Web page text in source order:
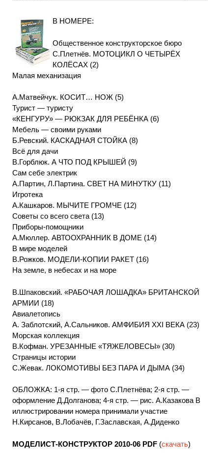
В НОМЕРЕ:
Общественное конструкторское бюро
С.Плетнёв. МОТОЦИКЛ О ЧЕТЫРЁХ
КОЛЁСАХ (2)
Малая механизация
A.Матвейчук. КОСИТ… НОЖ (5)
Турист — туристу
«КЕНГУРУ» — РЮКЗАК ДЛЯ РЕБЁНКА (6)
Мебель — своими руками
Б.Ревский. КАСКАДНАЯ СТОЙКА (8)
Всё для дачи
B.Горблюк. А ЧТО ПОД КРЫШЕЙ (9)
Сам себе электрик
А.Партин, Л.Партина. СВЕТ НА МИНУТКУ (11)
Игротека
А.Кашкаров. МЫЧИТЕ ГРОМЧЕ (12)
Советы со всего света (13)
Приборы-помощники
A.Мюллер. АВТООХРАННИК В ДОМЕ (14)
В мире моделей
B.Рожков. МОДЕЛИ-КОПИИ РАКЕТ (16)
На земле, в небесах и на море
В.Шпаковский. «РАБОЧАЯ ЛОШАДКА» БРИТАНСКОЙ
АРМИИ (18)
Авиалетопись
A. Заблотский, А.Сальников. АМФИБИЯ XXI ВЕКА (23)
Морская коллекция
B.Кофман. УРЕЗАННЫЕ «ТЯЖЕЛОВЕСЫ» (30)
Страницы истории
C.Жевак. ЛОКОМОТИВЫ БЕЗ ПАРА И ДЫМА (34)
ОБЛОЖКА: 1-я стр. — фото С.Плетнёва; 2-я стр. —
оформление Д.Долганова; 4-я стр. — рис. А.Казакова В
иллюстрировании номера принимали участие
Н.Кирсанов, В.Лобачёв, Г.Заславская, А.Диденко
МОДЕЛИСТ-КОНСТРУКТОР 2010-06 PDF (скачать)